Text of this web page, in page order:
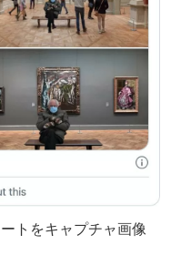
トをキャプチャ画像